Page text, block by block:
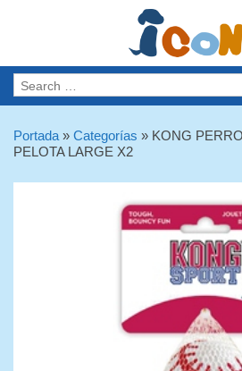
Portada » Categorías » KONG
PELOTA LARGE X2